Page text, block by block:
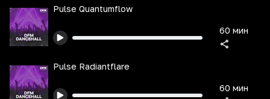
Pulse Quantumflow
60 мин
Pulse Radiantflare
60 мин